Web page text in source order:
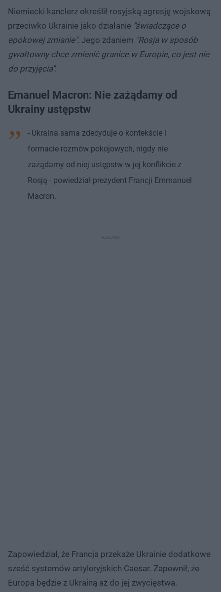
Niemiecki kanclerz określił rosyjską agresję wojskową
przeciwko Ukrainie jako działanie "świadczące o
epokowej zmianie". Jego zdaniem "Rosja w sposób
gwałtowny chce zmienić granice w Europie, co jest nie
do przyjęcia".
Emanuel Macron: Nie zażądamy od
Ukrainy ustępstw
- Ukraina sama zdecyduje o kontekście i
formacie rozmów pokojowych, nigdy nie
zażądamy od niej ustępstw w jej konflikcie z
Rosją - powiedział prezydent Francji Emmanuel
Macron.
Zapowiedział, że Francja przekaże Ukrainie dodatkowe
sześć systemów artyleryjskich Caesar. Zapewnił, że
Europa będzie z Ukrainą aż do jej zwycięstwa.